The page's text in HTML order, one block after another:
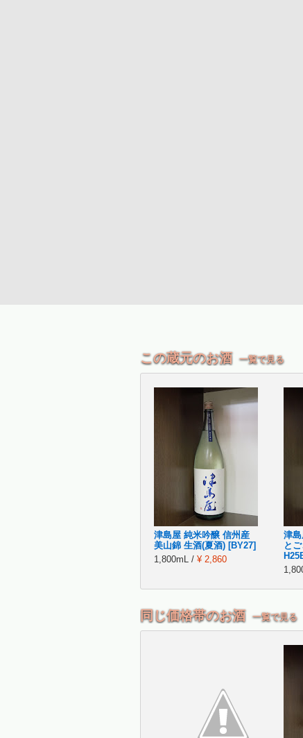
この蔵元のお酒 一覧で見る
津島屋 純米吟醸 信州産
美山錦 生酒(夏酒) [BY27]
1,800mL / ¥ 2,860
津
と
同じ価格帯のお酒 一覧で見る